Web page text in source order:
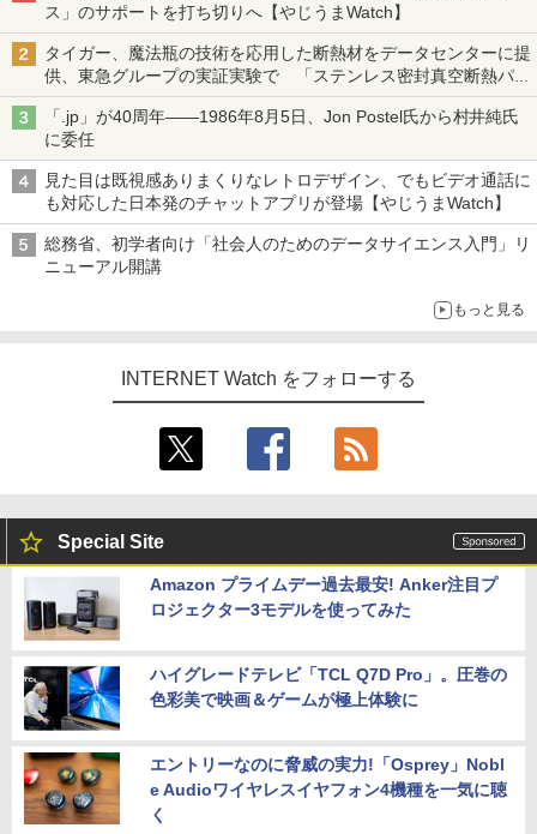
ス」のサポートを打ち切りへ【やじうまWatch】
タイガー、魔法瓶の技術を応用した断熱材をデータセンターに提
供、東急グループの実証実験で 「ステンレス密封真空断熱パネ
ル TIVIP」
「.jp」が40周年――1986年8月5日、Jon Postel氏から村井純氏
に委任
見た目は既視感ありまくりなレトロデザイン、でもビデオ通話に
も対応した日本発のチャットアプリが登場【やじうまWatch】
総務省、初学者向け「社会人のためのデータサイエンス入門」リ
ニューアル開講
もっと見る
INTERNET Watch をフォローする
Special Site
Amazon プライムデー過去最安! Anker注目プ
ロジェクター3モデルを使ってみた
ハイグレードテレビ「TCL Q7D Pro」。圧巻の
色彩美で映画＆ゲームが極上体験に
エントリーなのに脅威の実力!「Osprey」Nobl
e Audioワイヤレスイヤフォン4機種を一気に聴
く